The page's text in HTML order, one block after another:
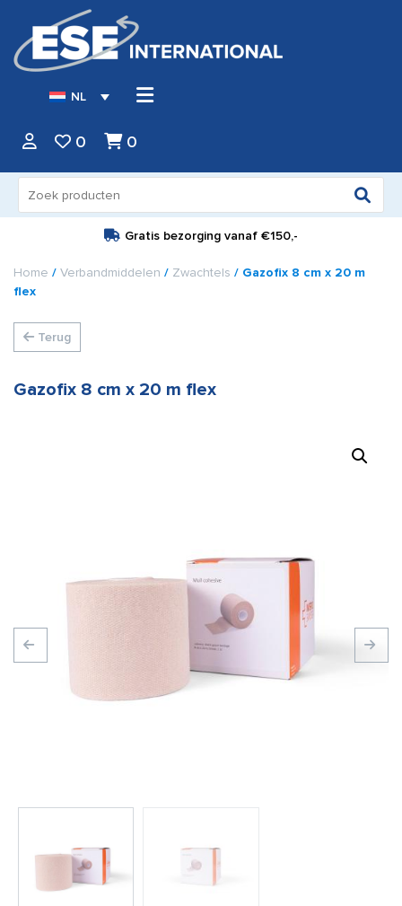
NL
0 0
naar:
Gratis bezorging vanaf €150,-
Home / Verbandmiddelen / Zwachtels / Gazofix 8 cm x 20 m
flex
Terug
Gazofix 8 cm x 20 m flex